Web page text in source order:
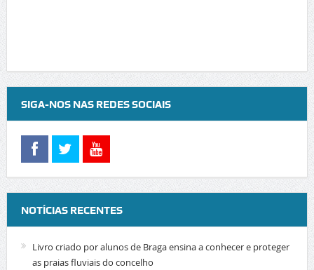
SIGA-NOS NAS REDES SOCIAIS
NOTÍCIAS RECENTES
Livro criado por alunos de Braga ensina a conhecer e proteger
as praias fluviais do concelho